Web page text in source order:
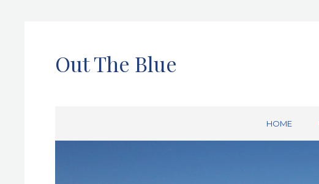
Out The Blue
HOME